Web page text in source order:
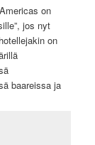
on
jos nyt
on
baareissa ja